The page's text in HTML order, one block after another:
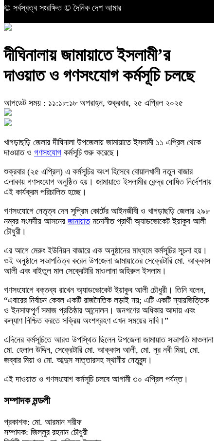
© সর্বস্বত্ব সংরক্ষিত © দৈনিক দেশ আমার
দীঘিনালায় জামায়াতে ইসলামী’র
দাওয়াত ও গণসংযোগ কর্মসূচি চলছে
আপডেট সময় : ১১:১৮:১৮ অপরাহ্ন, শুক্রবার, ২৫ এপ্রিল ২০২৫
খাগড়াছড়ি জেলার দীঘিনালা উপজেলায় জামায়াতে ইসলামী ১১ এপ্রিল থেকে
দাওয়াত ও গণসংযোগ কর্মসূচি শুরু করেছে।
শুক্রবার (২৫ এপ্রিল) এ কর্মসূচির অংশ হিসেবে বোয়ালখালী নতুন বাজার
এলাকায় গণসংযোগ অনুষ্ঠিত হয়। জামায়াতে ইসলামীর কেন্দ্র ঘোষিত নির্দেশনায়
এই কার্যক্রম পরিচালিত হচ্ছে।
গণসংযোগে নেতৃত্ব দেন সুপ্রিম কোর্টের আইনজীবী ও খাগড়াছড়ি জেলার ২৯৮
নম্বর সংসদীয় আসনের জামায়াতমনোনীত প্রার্থী অ্যাডভোকেট ইয়াকুব আলী
চৌধুরী।
এর আগে মেরুং ইউনিয়ন বাজারে এক অনুষ্ঠানের মাধ্যমে কর্মসূচির সূচনা হয়।
ওই অনুষ্ঠানে সভাপতিত্ব করেন উপজেলা জামায়াতের সেক্রেটারি মো. আক্কাস
আলী এবং বাইতুল মাল সেক্রেটারি মাওলানা জহিরুল ইসলাম।
গণসংযোগে বক্তব্য রাখেন অ্যাডভোকেট ইয়াকুব আলী চৌধুরী। তিনি বলেন,
“এবারের নির্বাচন কেবল একটি রাজনৈতিক লড়াই নয়; এটি একটি ন্যায়ভিত্তিক
ও ইনসাফপূর্ণ সমাজ প্রতিষ্ঠার আন্দোলন। জনগণের অধিকার আদায় এবং
কল্যাণ নিশ্চিত করতে সক্রিয় অংশগ্রহণ এখন সময়ের দাবি।”
এদিনের কর্মসূচিতে আরও উপস্থিত ছিলেন উপজেলা জামায়াত সভাপতি মাওলানা
মো. হেলাল উদ্দিন, সেক্রেটারি মো. আক্কাস আলী, মো. নূর নবী মিয়া, মো.
জব্বার মিয়া ও মো. আব্দুস সাত্তারসহ স্থানীয় নেতৃবৃন্দ।
এই দাওয়াত ও গণসংযোগ কর্মসূচি চলবে আগামী ৩০ এপ্রিল পর্যন্ত।
সম্পাদক মন্ডলী
প্রকাশক: মো. আরমান শরীফ
সম্পাদক: জিল্লুর রহমান চৌধুরী